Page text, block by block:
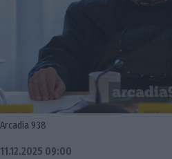
Arcadia 938
11.12.2025 09:00